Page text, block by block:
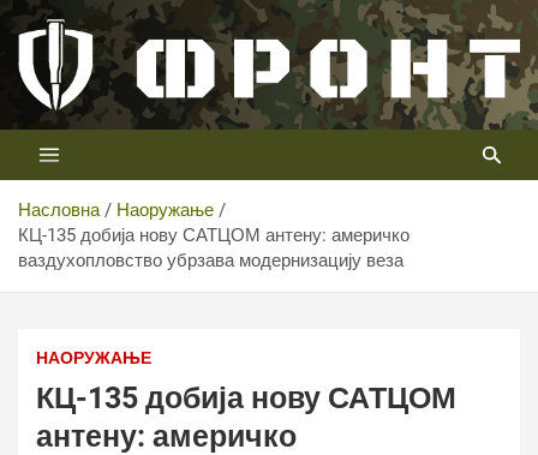
Скип
цонтент
Телевизија ФРОНТ
Први војни канал у Србији
Насловна
Наоружање
КЦ-135 добија нову САТЦОМ антену: америчко
ваздухопловство убрзава модернизацију веза
НАОРУЖАЊЕ
КЦ-135 добија нову САТЦОМ
антену: америчко